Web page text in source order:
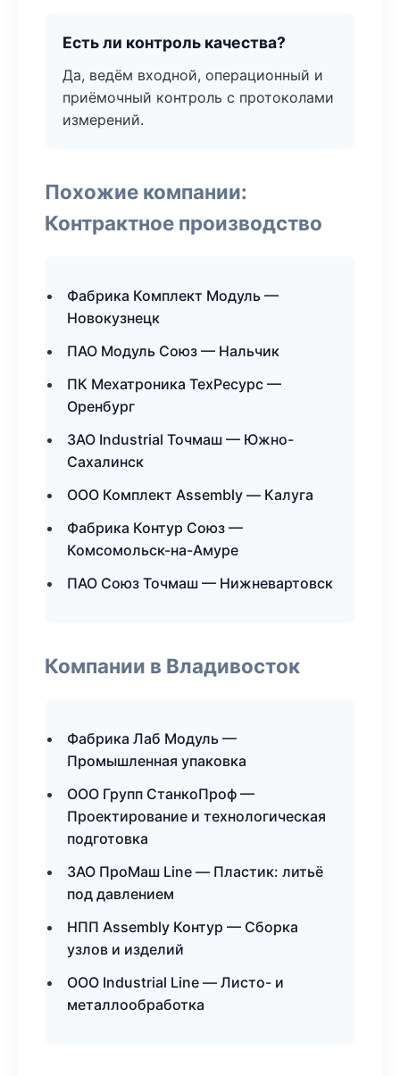
Есть ли контроль качества?
Да, ведём входной, операционный и
приёмочный контроль с протоколами
измерений.
Похожие компании:
Контрактное производство
Фабрика Комплект Модуль —
Новокузнецк
ПАО Модуль Союз — Нальчик
ПК Мехатроника ТехРесурс —
Оренбург
ЗАО Industrial Точмаш — Южно-
Сахалинск
ООО Комплект Assembly — Калуга
Фабрика Контур Союз —
Комсомольск-на-Амуре
ПАО Союз Точмаш — Нижневартовск
Компании в Владивосток
Фабрика Лаб Модуль —
Промышленная упаковка
ООО Групп СтанкоПроф —
Проектирование и технологическая
подготовка
ЗАО ПроМаш Line — Пластик: литьё
под давлением
НПП Assembly Контур — Сборка
узлов и изделий
ООО Industrial Line — Листо- и
металлообработка